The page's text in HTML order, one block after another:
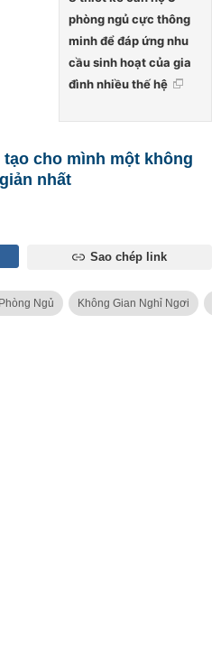
phòng ngủ cực thông
minh để đáp ứng nhu
cầu sinh hoạt của gia
đình nhiều thế hệ
tạo cho mình một không
nhất
Sao chép link
Ngủ Không Gian Nghỉ Ngơi